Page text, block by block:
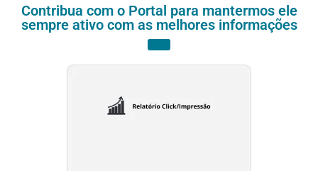
Contribua com o Portal para mantermos ele
sempre ativo com as melhores informações